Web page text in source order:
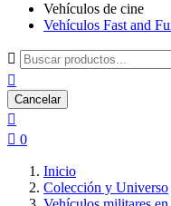
Vehículos de cine
Vehículos Fast and


Cancelar

 0
Inicio
Colección y Universo